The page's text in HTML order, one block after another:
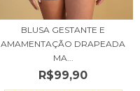
BLUSA GESTANTE E
AMAMENTAÇÃO DRAPEADA
MA...
R$99,90